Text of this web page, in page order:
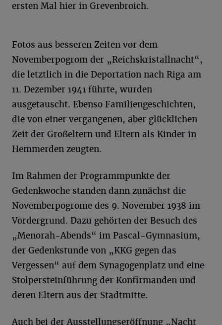
ersten Mal hier in Grevenbroich.
Fotos aus besseren Zeiten vor dem
Novemberpogrom der „Reichskristallnacht“,
die letztlich in die Deportation nach Riga am
11. Dezember 1941 führte, wurden
ausgetauscht. Ebenso Familiengeschichten,
die von einer vergangenen, aber glücklichen
Zeit der Großeltern und Eltern als Kinder in
Hemmerden zeugten.
Im Rahmen der Programmpunkte der
Gedenkwoche standen dann zunächst die
Novemberpogrome des 9. November 1938 im
Vordergrund. Dazu gehörten der Besuch des
„Menorah-Abends“ im Pascal-Gymnasium,
der Gedenkstunde von „KKG gegen das
Vergessen“ auf dem Synagogenplatz und eine
Stolpersteinführung der Konfirmanden und
deren Eltern aus der Stadtmitte.
Auch bei der Ausstellungseröffnung „Nacht